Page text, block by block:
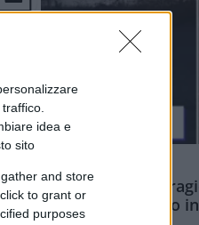
idea e
sito
and store
to grant or
purposes
Meloni aveva
Ceuta sbarcano